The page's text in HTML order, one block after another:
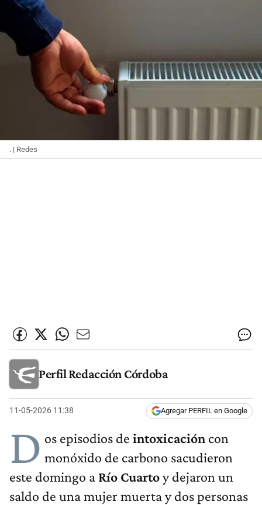
. | Redes
Perfil Redacción Córdoba
11-05-2026 11:38 Agregar PERFIL en Google
D os episodios de intoxicación con
monóxido de carbono sacudieron
este domingo a Río Cuartoy dejaron un
saldo de una mujer muerta y dos personas